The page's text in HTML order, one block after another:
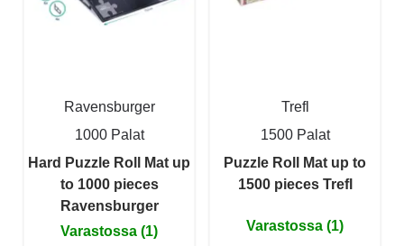
Ravensburger
1000 Palat
Hard Puzzle Roll Mat up
to 1000 pieces
Ravensburger
Varastossa (1)
Trefl
1500 Palat
Puzzle Roll Mat up to
1500 pieces Trefl
Varastossa (1)